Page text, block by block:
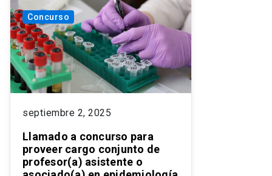
Concurso
septiembre 2, 2025
Llamado a concurso para
proveer cargo conjunto de
profesor(a) asistente o